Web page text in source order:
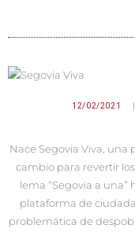
12/02/2021
Nace Segovia Viva,
cambio para revertir
lema “Segovia a una”
plataforma de
problemática de